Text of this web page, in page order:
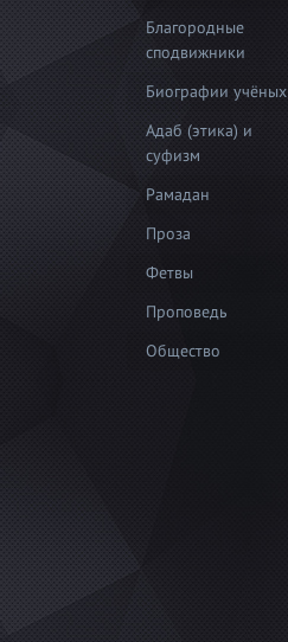
Благородные
сподвижники
Биографии учёных
Адаб (этика) и
суфизм
Рамадан
Проза
Фетвы
Проповедь
Общество